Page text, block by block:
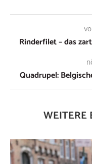
Rinderfilet – das
Quadrupel:
WEITERE